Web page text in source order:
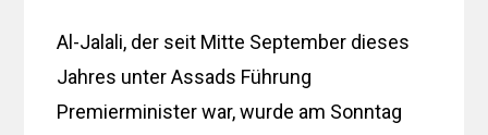
Al-Jalali, der seit Mitte September dieses
Jahres unter Assads Führung
Premierminister war, wurde am Sonntag